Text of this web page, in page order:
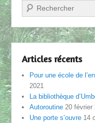
Recherche
Articles récents
Pour une école de
2021
La bibliothèque
Autoroutine 20 février
Une porte s’ouvre 14